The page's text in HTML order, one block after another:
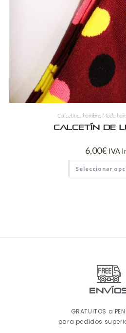
Calcetines hombre, Moda
Calcetín de
6,00€ IVA
Seleccionar
GRATUITOS a
para pedidos